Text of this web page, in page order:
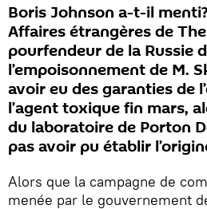
Boris Johnson a-t-il
Affaires étrangères de
pourfendeur de la Russie
l’empoisonnement de M.
avoir eu des garanties de
l’agent toxique fin mars,
du laboratoire de Porton
pas avoir pu établir
Alors que la campagne de
menée par le gouvernement